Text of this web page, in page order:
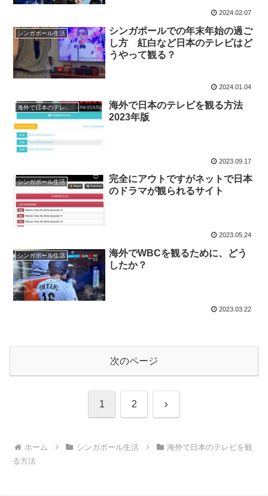
2024.02.07
シンガポール生活
シンガポールでの年末年始の過ご
し方 紅白など日本のテレビはど
うやって観る？
2024.01.04
海外で日本のテレビを観る方法
海外で日本のテレビを観る方法
2023年版
2023.09.17
シンガポール生活
完全にアウトですがネットで日本
のドラマが観られるサイト
2023.05.24
シンガポール生活
海外でWBCを観るために、どう
したか？
2023.03.22
次のページ
1 2 次
ホーム シンガポール生活
海外で日本のテレビを観
る方法